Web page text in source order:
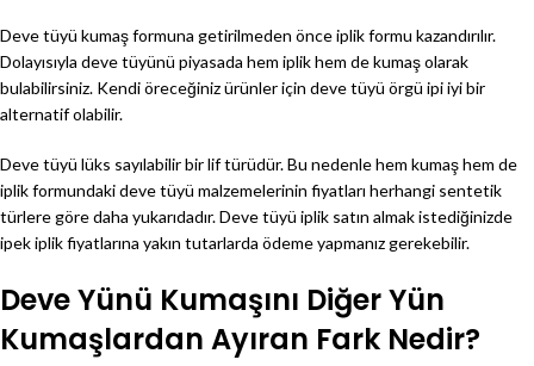
Deve tüyü kumaş formuna getirilmeden önce iplik formu kazandırılır.
Dolayısıyla deve tüyünü piyasada hem iplik hem de kumaş olarak
bulabilirsiniz. Kendi öreceğiniz ürünler için deve tüyü örgü ipi iyi bir
alternatif olabilir.
Deve tüyü lüks sayılabilir bir lif türüdür. Bu nedenle hem kumaş hem de
iplik formundaki deve tüyü malzemelerinin fiyatları herhangi sentetik
türlere göre daha yukarıdadır. Deve tüyü iplik satın almak istediğinizde
ipek iplik fiyatlarına yakın tutarlarda ödeme yapmanız gerekebilir.
Deve Yünü Kumaşını Diğer Yün
Kumaşlardan Ayıran Fark Nedir?